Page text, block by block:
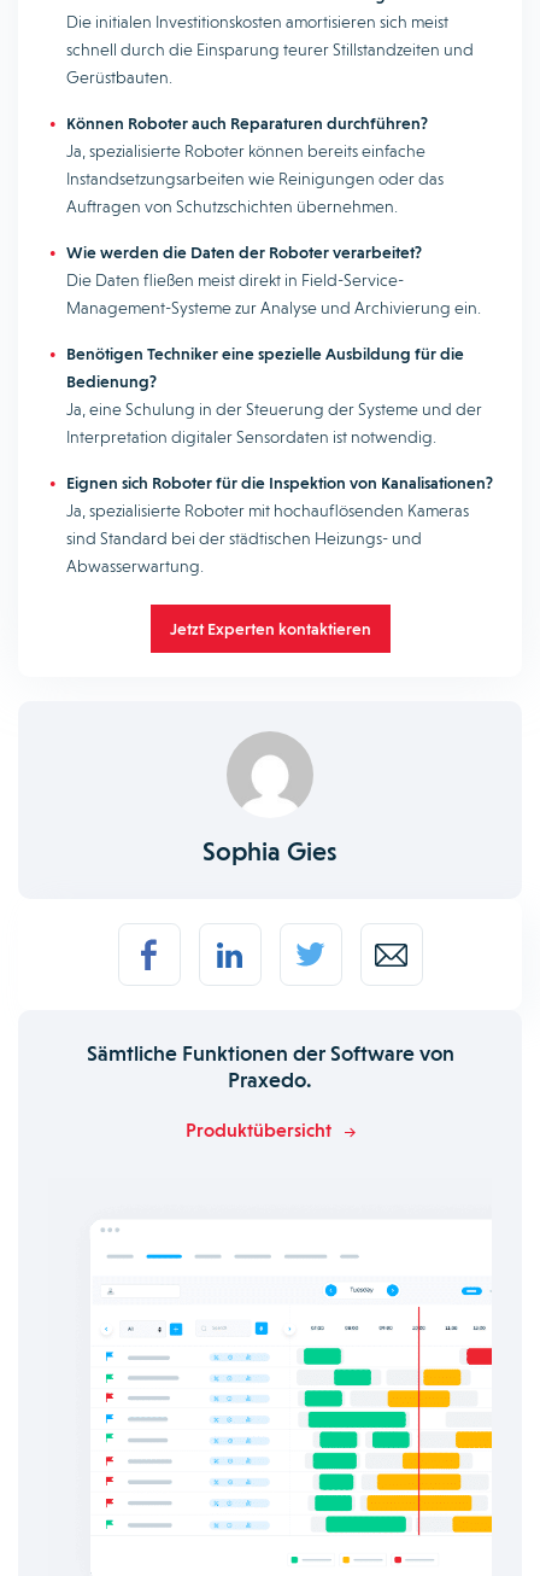
Die initialen Investitionskosten amortisieren sich meist
schnell durch die Einsparung teurer Stillstandzeiten und
Gerüstbauten.
Können Roboter auch Reparaturen durchführen?
Ja, spezialisierte Roboter können bereits einfache
Instandsetzungsarbeiten wie Reinigungen oder das
Auftragen von Schutzschichten übernehmen.
Wie werden die Daten der Roboter verarbeitet?
Die Daten fließen meist direkt in Field-Service-
Management-Systeme zur Analyse und Archivierung ein.
Benötigen Techniker eine spezielle Ausbildung für die
Bedienung?
Ja, eine Schulung in der Steuerung der Systeme und der
Interpretation digitaler Sensordaten ist notwendig.
Eignen sich Roboter für die Inspektion von Kanalisationen?
Ja, spezialisierte Roboter mit hochauflösenden Kameras
sind Standard bei der städtischen Heizungs- und
Abwasserwartung.
Jetzt Experten kontaktieren
Sophia Gies
Sämtliche Funktionen der Software von
Praxedo.
Produktübersicht